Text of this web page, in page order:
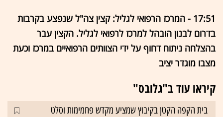
17:51 - המרכז הרפואי לגליל: קצין צה"ל שנפצע בקרבות
בדרום לבנון הובהל למרכז לרפואי לגליל. הקצין עבר
בהצלחה ניתוח דחוף על ידי הצוותים הרפואיים במרכז וכעת
מצבו מוגדר יציב
קיראו עוד ב"גלובס"
בית הקפה הקטן בקיבוץ שמציע מקדש פחמימות וסלט